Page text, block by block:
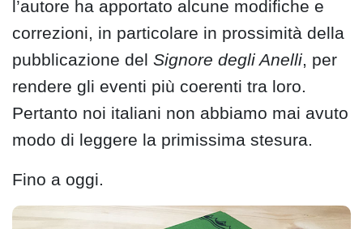
l’autore ha apportato alcune modifiche e
correzioni, in particolare in prossimità della
pubblicazione del Signore degli Anelli, per
rendere gli eventi più coerenti tra loro.
Pertanto noi italiani non abbiamo mai avuto
modo di leggere la primissima stesura.
Fino a oggi.